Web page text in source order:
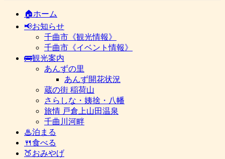
🏠ホーム
📢お知らせ
千曲市《観光情報》
千曲市《イベント情報》
🚌観光案内
あんずの里
あんず開花状況
蔵の街 稲荷山
さらしな・姨捨・八幡
旅情 戸倉上山田温泉
千曲川河畔
♨泊まる
🍴食べる
🍑おみやげ